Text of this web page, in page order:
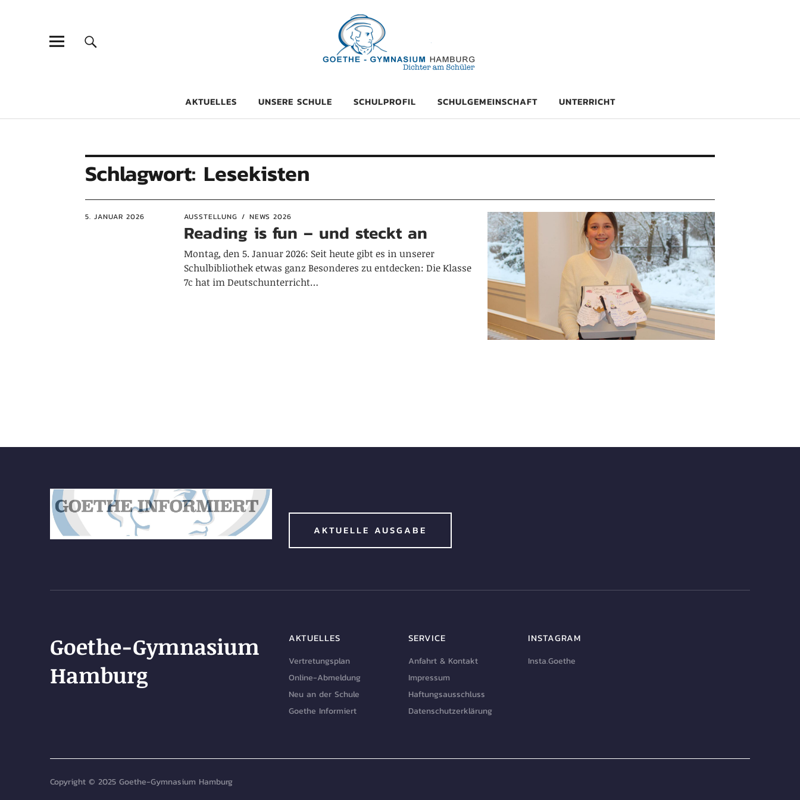
Goethe-Gymnasium Hamburg
AKTUELLES UNSERE SCHULE SCHULPROFIL SCHULGEMEINSCHAFT UNTERRICHT
Schlagwort: Lesekisten
5. JANUAR 2026 AUSSTELLUNG NEWS 2026
Reading is fun – und steckt an
Montag, den 5. Januar 2026: Seit heute gibt es in unserer
Schulbibliothek etwas ganz Besonderes zu entdecken: Die Klasse
7c hat im Deutschunterricht…
AKTUELLE AUSGABE
Goethe-Gymnasium
Hamburg
AKTUELLES
Vertretungsplan
Online-Abmeldung
Neu an der Schule
Goethe Informiert
SERVICE
Anfahrt & Kontakt
Impressum
Haftungsausschluss
Datenschutzerklärung
INSTAGRAM
Insta.Goethe
Copyright © 2025 Goethe-Gymnasium Hamburg